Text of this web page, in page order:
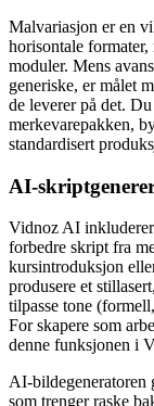
Malvariasjon er en
horisontale
moduler. Mens
generiske, er målet
de leverer på det.
merkevarepakken,
standardisert
AI-
Vidnoz AI
forbedre skript fra
kursintroduksjon
produsere et
tilpasse tone
For skapere som
denne funksjonen i
AI-bildegeneratoren
som trenger raske